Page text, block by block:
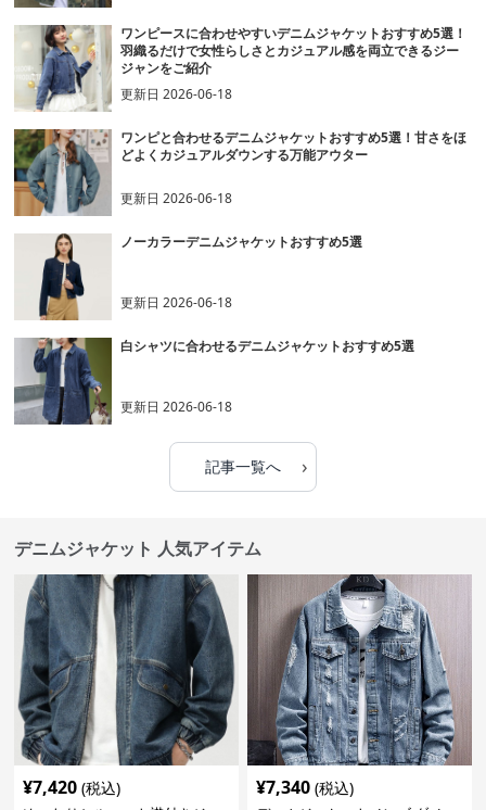
ワンピースに合わせやすいデニムジャケットおすすめ5選！
羽織るだけで女性らしさとカジュアル感を両立できるジー
ジャンをご紹介
更新日2026-06-18
ワンピと合わせるデニムジャケットおすすめ5選！甘さをほ
どよくカジュアルダウンする万能アウター
更新日2026-06-18
ノーカラーデニムジャケットおすすめ5選
更新日2026-06-18
白シャツに合わせるデニムジャケットおすすめ5選
更新日2026-06-18
記事一覧へ ›
デニムジャケット 人気アイテム
¥7,420 (税込) ¥7,340 (税込)